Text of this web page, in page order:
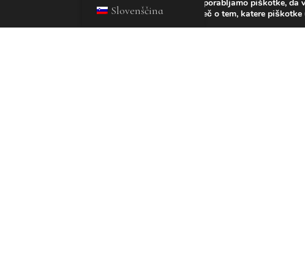
Slovenščina
Uporabljamo piškotke,
Več o tem, katere